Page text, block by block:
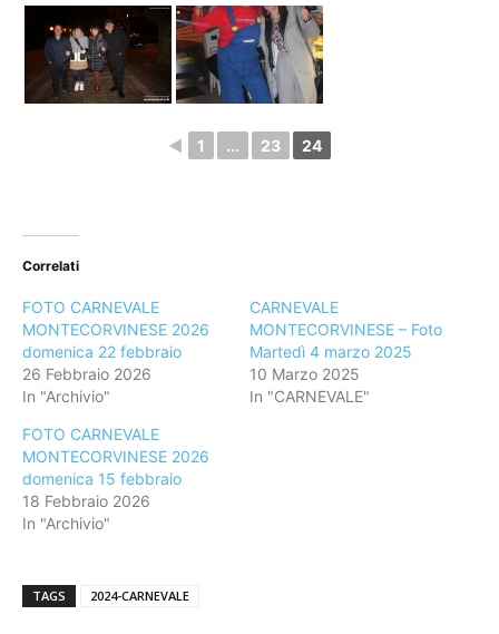
◄ 1 ... 23 24
Correlati
FOTO CARNEVALE
MONTECORVINESE 2026
domenica 22 febbraio
26 Febbraio 2026
In "Archivio"
CARNEVALE
MONTECORVINESE – Foto
Martedì 4 marzo 2025
10 Marzo 2025
In "CARNEVALE"
FOTO CARNEVALE
MONTECORVINESE 2026
domenica 15 febbraio
18 Febbraio 2026
In "Archivio"
TAGS 2024-CARNEVALE